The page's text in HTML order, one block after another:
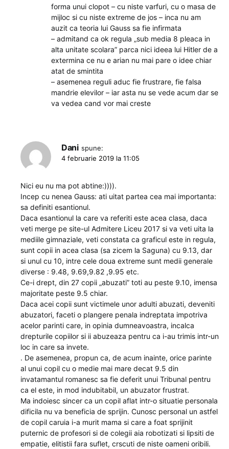
forma unui clopot – cu niste varfuri, cu o masa de
mijloc si cu niste extreme de jos – inca nu am
auzit ca teoria lui Gauss sa fie infirmata
– admitand ca ok regula „sub media 8 pleaca in
alta unitate scolara” parca nici ideea lui Hitler de a
extermina ce nu e arian nu mai pare o idee chiar
atat de smintita
– asemenea reguli aduc fie frustrare, fie falsa
mandrie elevilor – iar asta nu se vede acum dar se
va vedea cand vor mai creste
Dani spune:
4 februarie 2019 la 11:05
Nici eu nu ma pot abtine:)))).
Incep cu nenea Gauss: ati uitat partea cea mai importanta:
sa definiti esantionul.
Daca esantionul la care va referiti este acea clasa, daca
veti merge pe site-ul Admitere Liceu 2017 si va veti uita la
mediile gimnaziale, veti constata ca graficul este in regula,
sunt copii in acea clasa (sa zicem la Saguna) cu 9.13, dar
si unul cu 10, intre cele doua extreme sunt medii generale
diverse : 9.48, 9.69,9.82 ,9.95 etc.
Ce-i drept, din 27 copii „abuzati” toti au peste 9.10, imensa
majoritate peste 9.5 chiar.
Daca acei copii sunt victimele unor adulti abuzati, deveniti
abuzatori, faceti o plangere penala indreptata impotriva
acelor parinti care, in opinia dumneavoastra, incalca
drepturile copiilor si ii abuzeaza pentru ca i-au trimis intr-un
loc in care sa invete.
. De asemenea, propun ca, de acum inainte, orice parinte
al unui copil cu o medie mai mare decat 9.5 din
invatamantul romanesc sa fie deferit unui Tribunal pentru
ca el este, in mod indubitabil, un abuzator frustrat.
Ma indoiesc sincer ca un copil aflat intr-o situatie personala
dificila nu va beneficia de sprijin. Cunosc personal un astfel
de copil caruia i-a murit mama si care a foat sprijinit
puternic de profesori si de colegii aia robotizati si lipsiti de
empatie, elitistii fara suflet, crscuti de niste oameni oribili.